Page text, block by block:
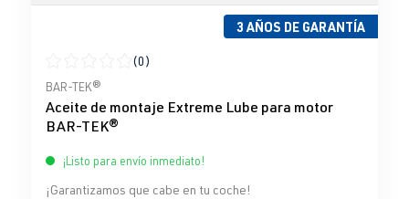
3 AÑOS DE GARANTÍA
Calificación promedio de 0 de 5 estrellas
(0)
BAR-TEK®
Aceite de montaje Extreme Lube para motor
BAR-TEK®
¡Listo para envío inmediato!
¡Garantizamos que cabe en tu coche!